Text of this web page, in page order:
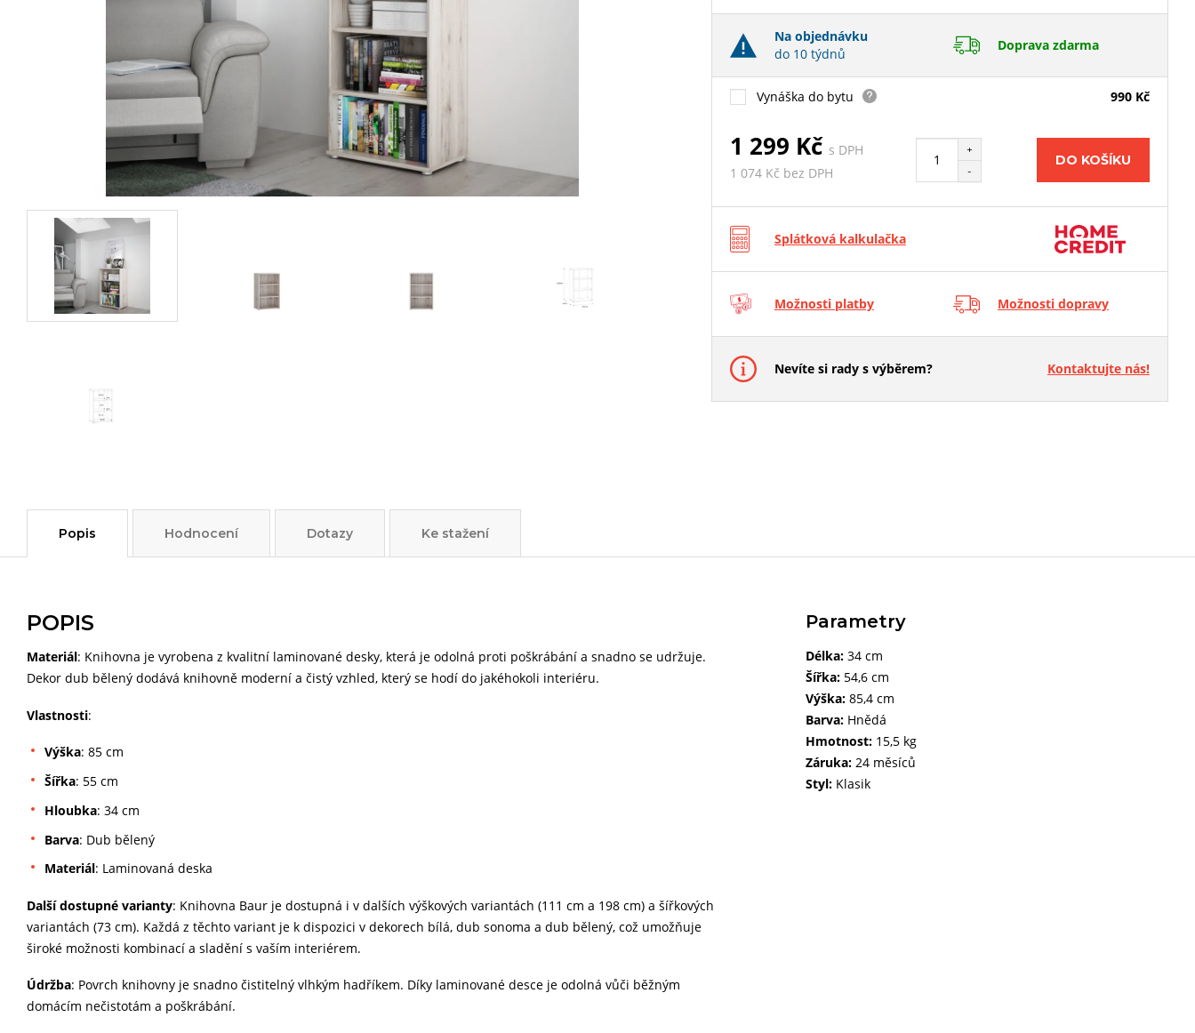
Na objednávku
do 10 týdnů
Doprava zdarma
Vynáška do bytu 990 Kč
1 299 Kč s DPH
1 074 Kč bez DPH
+
-
DO KOŠÍKU
Splátková kalkulačka
Možnosti platby Možnosti dopravy
Nevíte si rady s výběrem? Kontaktujte nás!
Popis Hodnocení Dotazy Ke stažení
POPIS
Materiál: Knihovna je vyrobena z kvalitní laminované desky, která je odolná proti poškrábání a snadno se udržuje.
Dekor dub bělený dodává knihovně moderní a čistý vzhled, který se hodí do jakéhokoli interiéru.
Vlastnosti:
Výška: 85 cm
Šířka: 55 cm
Hloubka: 34 cm
Barva: Dub bělený
Materiál: Laminovaná deska
Další dostupné varianty: Knihovna Baur je dostupná i v dalších výškových variantách (111 cm a 198 cm) a šířkových
variantách (73 cm). Každá z těchto variant je k dispozici v dekorech bílá, dub sonoma a dub bělený, což umožňuje
široké možnosti kombinací a sladění s vaším interiérem.
Údržba: Povrch knihovny je snadno čistitelný vlhkým hadříkem. Díky laminované desce je odolná vůči běžným
domácím nečistotám a poškrábání.
Parametry
Délka: 34 cm
Šířka: 54,6 cm
Výška: 85,4 cm
Barva: Hnědá
Hmotnost: 15,5 kg
Záruka: 24 měsíců
Styl: Klasik